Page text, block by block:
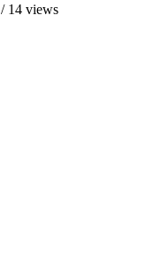
/ 14 views